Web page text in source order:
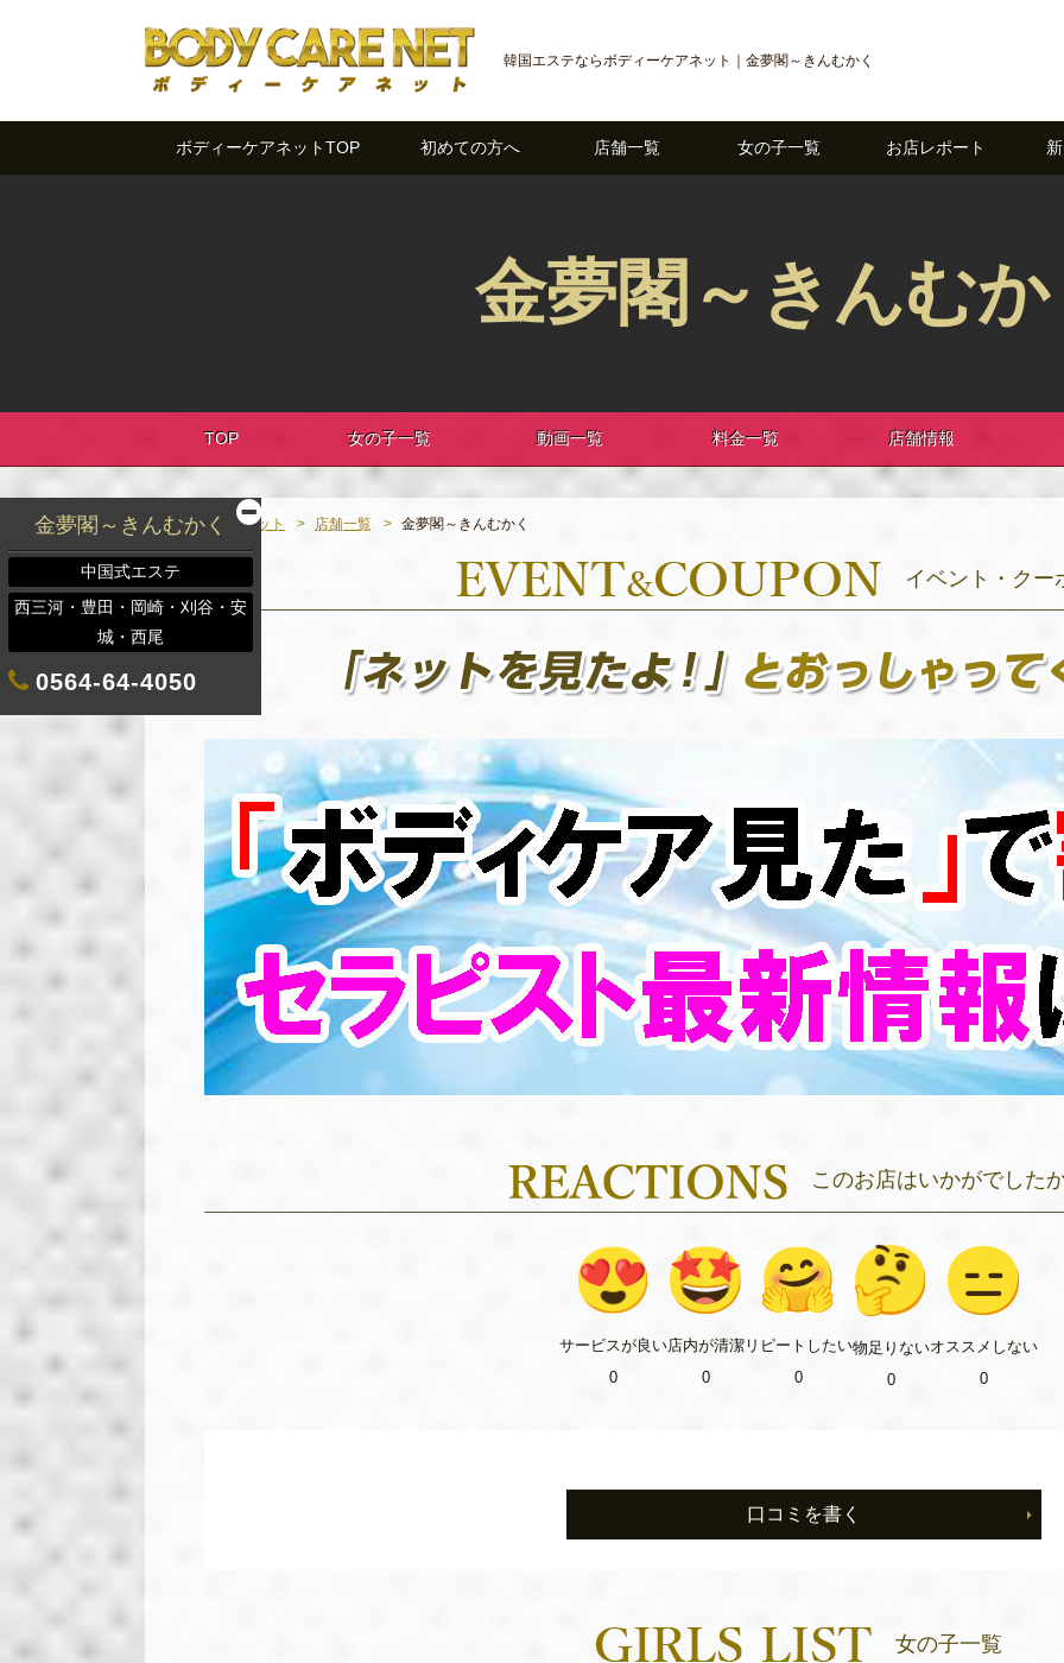
韓国エステならボディーケアネット｜金夢閣～きんむかく
ボディーケアネットTOP 初めての方へ 店舗一覧 女の子一覧 お店レポート
金夢閣～きんむ
TOP 女の子一覧 動画一覧 料金一覧 店舗情報
金夢閣～きんむかく
中国式エステ
西三河・豊田・岡崎・刈谷・安
城・西尾
0564-64-4050
ボディーケアネット 店舗一覧 金夢閣～きんむかく
イベント・クー
このお店はいかがでした
サービスが良い
0
店内が清潔
0
リピート したい
0
物足り ない
0
オススメ しない
0
口コミを書く
女の子一覧